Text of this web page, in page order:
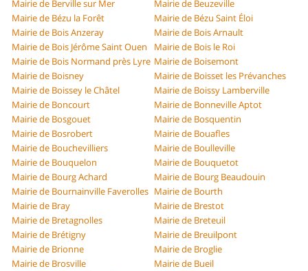
Mairie de Berville sur Mer
Mairie de Beuzeville
Mairie de Bézu la Forêt
Mairie de Bézu Saint Éloi
Mairie de Bois Anzeray
Mairie de Bois Arnault
Mairie de Bois Jérôme Saint Ouen
Mairie de Bois le Roi
Mairie de Bois Normand près Lyre Mairie de Boisemont
Mairie de Boisney
Mairie de Boisset les Prévanches
Mairie de Boissey le Châtel
Mairie de Boissy Lamberville
Mairie de Boncourt
Mairie de Bonneville Aptot
Mairie de Bosgouet
Mairie de Bosquentin
Mairie de Bosrobert
Mairie de Bouafles
Mairie de Bouchevilliers
Mairie de Boulleville
Mairie de Bouquelon
Mairie de Bouquetot
Mairie de Bourg Achard
Mairie de Bourg Beaudouin
Mairie de Bournainville Faverolles Mairie de Bourth
Mairie de Bray
Mairie de Brestot
Mairie de Bretagnolles
Mairie de Breteuil
Mairie de Brétigny
Mairie de Breuilpont
Mairie de Brionne
Mairie de Broglie
Mairie de Brosville
Mairie de Bueil